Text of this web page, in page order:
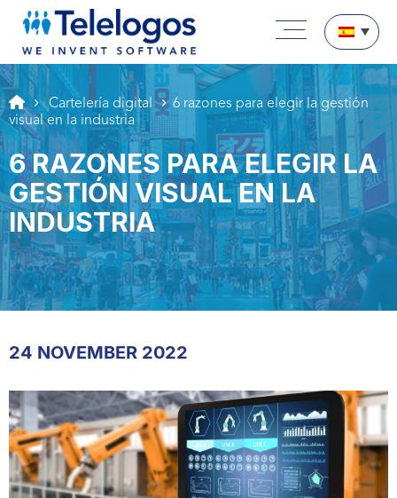
Aller au texte
Aller au menu
Pasar a contenido
Menú principal
Cartelería digital
6 razones para elegir la gestión
visual en la industria
6 RAZONES PARA ELEGIR LA
GESTIÓN VISUAL EN LA
INDUSTRIA
24 NOVEMBER 2022